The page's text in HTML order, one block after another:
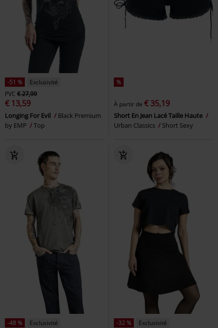
-51 %
Exclusivité
PVC € 27,99
€ 13,59
Longing For Evil
Black Premium
by EMP
Top
%
À partir de € 35,19
Short En Jean Lacé Taille Haute
Urban Classics
Short Sexy
-48 %
Exclusivité
-32 %
Exclusivité